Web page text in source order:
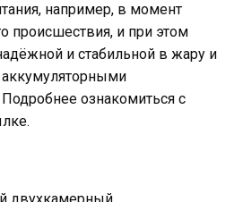
например, в момент
происшествия, и при этом
и стабильной в жару и
ознакомиться с